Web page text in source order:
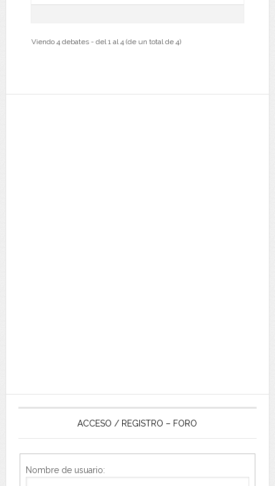
Viendo 4 debates - del 1 al 4 (de un total de 4)
ACCESO / REGISTRO – FORO
Nombre de usuario: